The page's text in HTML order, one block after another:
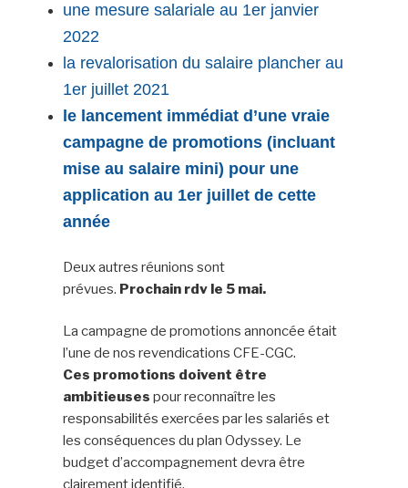
une mesure salariale au 1er janvier
2022
la revalorisation du salaire plancher au
1er juillet 2021
le lancement immédiat d’une vraie
campagne de promotions (incluant
mise au salaire mini) pour une
application au 1er juillet de cette
année
Deux autres réunions sont
prévues. Prochain rdv le 5 mai.
La campagne de promotions annoncée était
l’une de nos revendications CFE-CGC.
Ces promotions doivent être
ambitieuses pour reconnaître les
responsabilités exercées par les salariés et
les conséquences du plan Odyssey. Le
budget d’accompagnement devra être
clairement identifié.